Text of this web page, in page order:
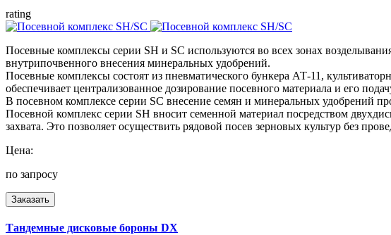
rating
Посевные комплексы серии SH и SC используются во всех зонах
внутрипочвенного внесения минеральных удобрений.
Посевные комплексы состоят из пневматического бункера АТ-11,
обеспечивает централизованное дозирование посевного материала и его
В посевном комплексе серии SC внесение семян и минеральных удобрений
Посевной комплекс серии SH вносит семенной материал посредством
захвата. Это позволяет осуществить рядовой посев зерновых культур без
Цена:
по запросу
Заказать
Тандемные дисковые бороны DX